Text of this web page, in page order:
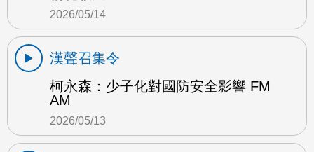
2026/05/14
漢聲召集令
柯永森：少子化對國防安全影響 FM
AM
2026/05/13